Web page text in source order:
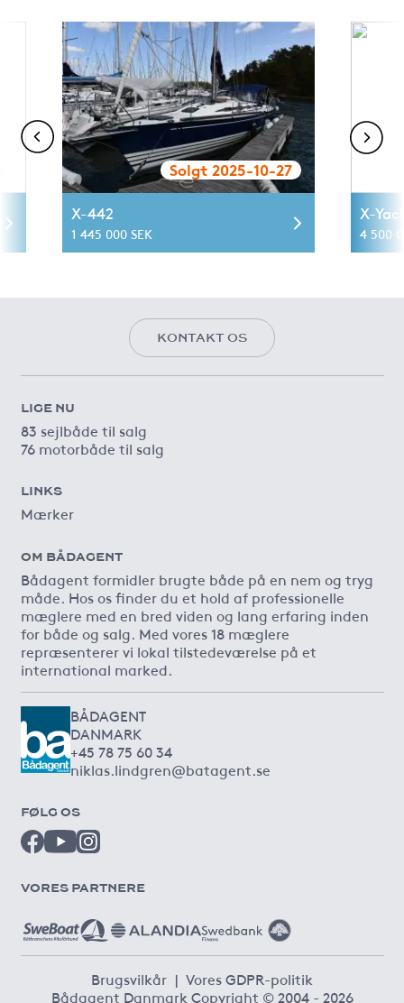
Solgt 2025-10-27
X-442
1 445 000 SEK
X-
4 500
KONTAKT OS
LIGE NU
83 sejlbåde til salg
76 motorbåde til salg
LINKS
Mærker
OM BÅDAGENT
Bådagent formidler brugte både på en nem og tryg
måde. Hos os finder du et hold af professionelle
mæglere med en bred viden og lang erfaring inden
for både og salg. Med vores 18 mæglere
repræsenterer vi lokal tilstedeværelse på et
international marked.
BÅDAGENT
DANMARK
+45 78 75 60 34
niklas.lindgren@batagent.se
FØLG OS
VORES PARTNERE
Brugsvilkår | Vores GDPR-politik
Bådagent Danmark Copyright © 2004 - 2026